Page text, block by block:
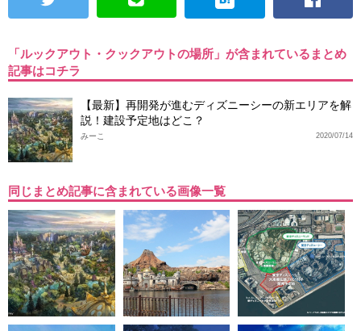
「ルックアウト・クックアウトの場所」が含まれているまとめ
記事はコチラ
【最新】再開発が進むディズニーシーの新エリアを解
説！建設予定地はどこ？
2020/07/14
みーこ
同じまとめ記事に含まれている画像一覧